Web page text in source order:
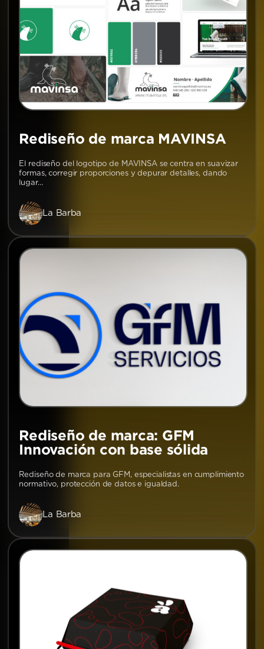
Rediseño de marca MAVINSA
El rediseño del logotipo de MAVINSA se centra en suavizar
formas, corregir proporciones y depurar detalles, dando
lugar…
La Barba
Rediseño de marca: GFM
Innovación con base sólida
Rediseño de marca para GFM, especialistas en cumplimiento
normativo, protección de datos e igualdad.
La Barba